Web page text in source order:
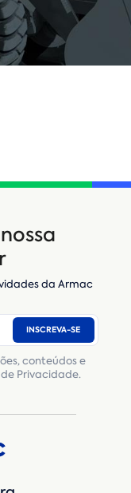
da Armac
INSCREVA-SE
conteúdos e
Privacidade.